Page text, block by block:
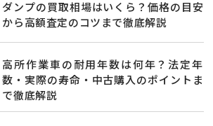
ダンプの買取相場はいくら？価格の目安
から高額査定のコツまで徹底解説
高所作業車の耐用年数は何年？法定年
数・実際の寿命・中古購入のポイントま
で徹底解説